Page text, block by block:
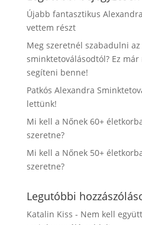
Újabb fantasztikus
vettem részt
Meg szeretnél szabadulni
sminktetoválásodtól? Ez
segíteni benne!
Patkós Alexandra
lettünk!
Mi kell a Nőnek 60+
szeretne?
Mi kell a Nőnek 50+
szeretne?
Legutóbbi
Katalin Kiss - Nem kell